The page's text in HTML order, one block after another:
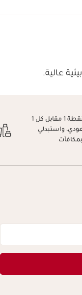
عالية.
اكسبِي نقطة 1 مقابل كل 1
واستبدلي